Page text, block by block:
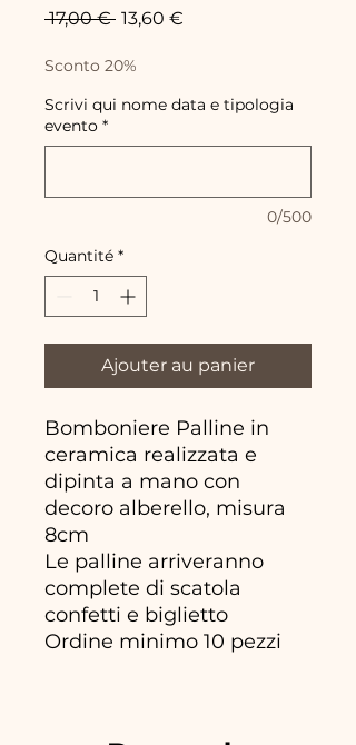
17,00 € Prix
13,60 €
Sconto 20%
Scrivi qui nome data e tipologia
evento *
0/500
Quantité *
Ajouter au panier
Bomboniere Palline in
ceramica realizzata e
dipinta a mano con
decoro alberello, misura
8cm
Le palline arriveranno
complete di scatola
confetti e biglietto
Ordine minimo 10 pezzi